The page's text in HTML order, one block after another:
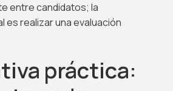
entre candidatos; la
es realizar una evaluación
práctica: